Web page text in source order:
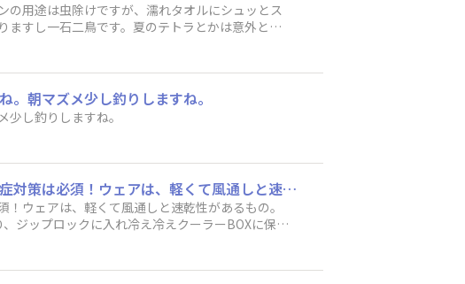
の用途は虫除けですが、濡れタオルにシュッとス
すし一石二鳥です。夏のテトラとかは意外と蚊
ら事前の対策が重要です👍
ね。朝マズメ少し釣りしますね。
メ少し釣りしますね。
真夏の海釣りは流石にバテ気味です（汗）だから、川へ鮎釣りに没頭！でも熱中症対策は必須！ウェアは、軽くて風通しと速乾性があるもの。ベストはなるべく軽くして身体の負担を軽減。釣行前にハンドタオル2枚を濡らして固く絞り、ジップロックに入れ冷え冷えクーラーBOXに保管し、休憩の時と帰路に経つ運転前に、火照った顔や首周りを拭くと目が覚めるし、リフレッシュできるのでオススメです！
ウェアは、軽くて風通しと速乾性があるもの。
ジップロックに入れ冷え冷えクーラーBOXに保管
できるのでオススメです！